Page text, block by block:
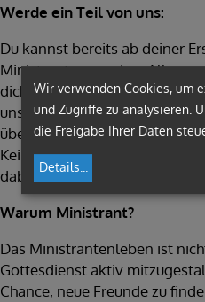
Werde ein Teil von uns:
Du kannst bereits ab deiner
Ministranten werden. Alles,
dich bei deiner
uns zu melden. In einer
übersichtlichen Einblick in die
Keine Sorge, alles ist leicht
dabei.
Warum Ministrant?
Das Ministrantenleben ist
Gottesdienst aktiv
Chance, neue Freunde zu
Wir verwenden Cookies, um
und Zugriffe zu analysieren.
die Freigabe Ihrer Daten
Details